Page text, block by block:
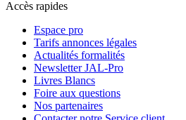
Accès rapides
Espace pro
Tarifs annonces légales
Actualités formalités
Newsletter JAL-Pro
Livres Blancs
Foire aux questions
Nos partenaires